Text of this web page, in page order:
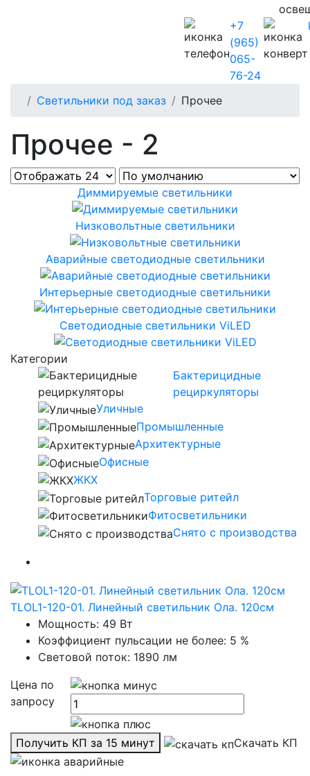
+7
(965)
065-
76-24
Светильники под заказ Прочее
Прочее - 2
Диммируемые светильники
Низковольтные светильники
Аварийные светодиодные светильники
Интерьерные светодиодные светильники
Светодиодные светильники ViLED
Категории
Бактерицидные
рециркуляторы
Уличные
Промышленные
Архитектурные
Офисные
ЖКХ
Торговые ритейл
Фитосветильники
Снято с производства
TLOL1-120-01. Линейный светильник Ола. 120см
Мощность: 49 Вт
Коэффициент пульсации не более: 5 %
Световой поток: 1890 лм
Цена по
запросу
Получить КП за 15 минут Скачать КП